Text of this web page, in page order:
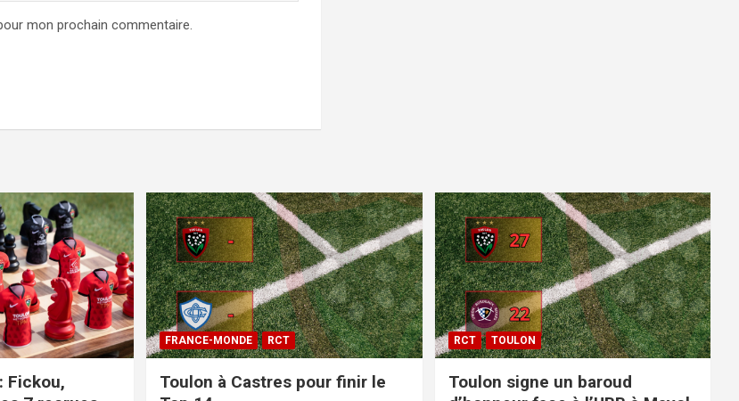
mon prochain commentaire.
Fickou,
FRANCE-MONDE RCT
Toulon à Castres pour finir le
RCT TOULON
Toulon signe un baroud